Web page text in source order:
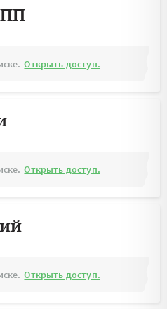
Открыть доступ.
Открыть доступ.
Открыть доступ.